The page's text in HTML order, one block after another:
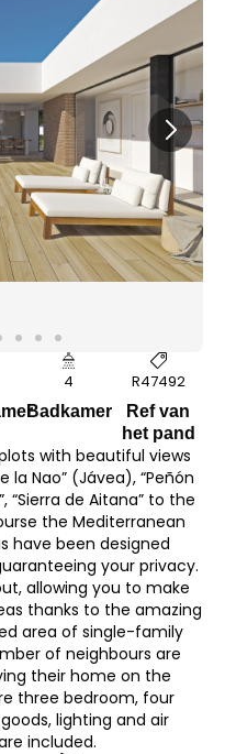
4
Badkamer
R47492
Ref van
het pand
with beautiful views
Nao” (Jávea), “Peñón
“Sierra de Aitana” to the
the Mediterranean
have been designed
your privacy.
allowing you to make
thanks to the amazing
area of single-family
of neighbours are
their home on the
three bedroom, four
lighting and air
included.